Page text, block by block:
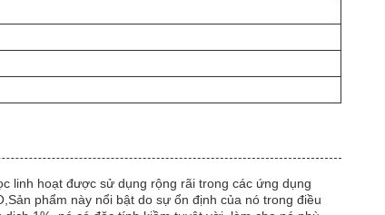
linh hoạt được sử dụng rộng rãi trong các ứng dụng
phẩm này nổi bật do sự ổn định của nó trong điều